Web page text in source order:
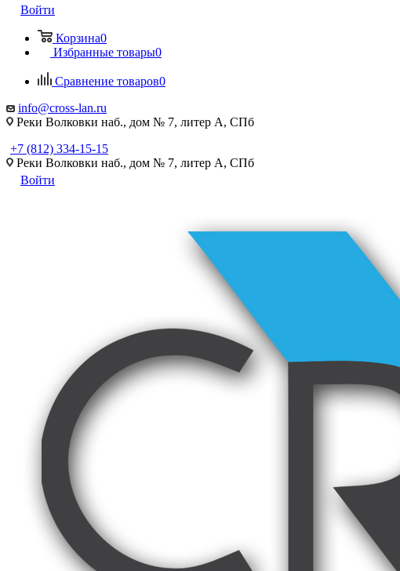
Войти
Корзина0
Избранные товары0
Сравнение товаров0
info@cross-lan.ru
Реки Волковки наб., дом № 7, литер А, СПб
+7 (812) 334-15-15
Реки Волковки наб., дом № 7, литер А, СПб
Войти